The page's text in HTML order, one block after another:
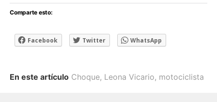
Comparte esto:
Facebook Twitter WhatsApp
En este artículo Choque, Leona Vicario, motociclista